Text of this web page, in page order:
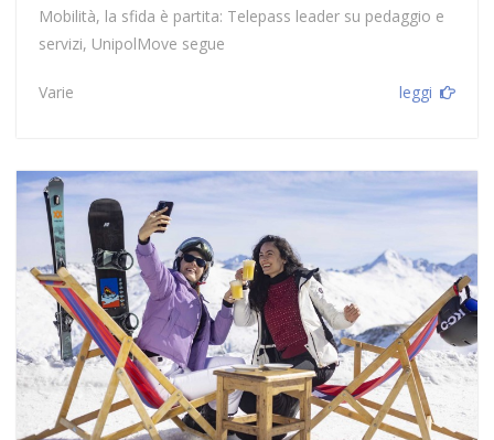
Mobilità, la sfida è partita: Telepass leader su pedaggio e
servizi, UnipolMove segue
Varie leggi